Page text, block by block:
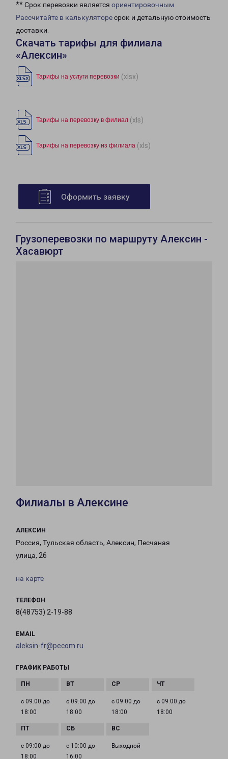
** Срок перевозки является ориентировочным
Рассчитайте в калькуляторесрок и детальную стоимость
доставки.
Скачать тарифы для филиала
«Алексин»
Тарифы на услуги перевозки (xlsx)
Тарифы на перевозку в филиал (xls)
Тарифы на перевозку из филиала (xls)
Оформить заявку
Грузоперевозки по маршруту Алексин -
Хасавюрт
Филиалы в Алексине
АЛЕКСИН
Россия, Тульская область, Алексин, Песчаная
улица, 26
на карте
ТЕЛЕФОН
8(48753) 2-19-88
EMAIL
aleksin-fr@pecom.ru
ГРАФИК РАБОТЫ
с 09:00 до
18:00
с 09:00 до
18:00
с 09:00 до
18:00
с 09:00 до
18:00
с 09:00 до
18:00
с 10:00 до
16:00
Выходной